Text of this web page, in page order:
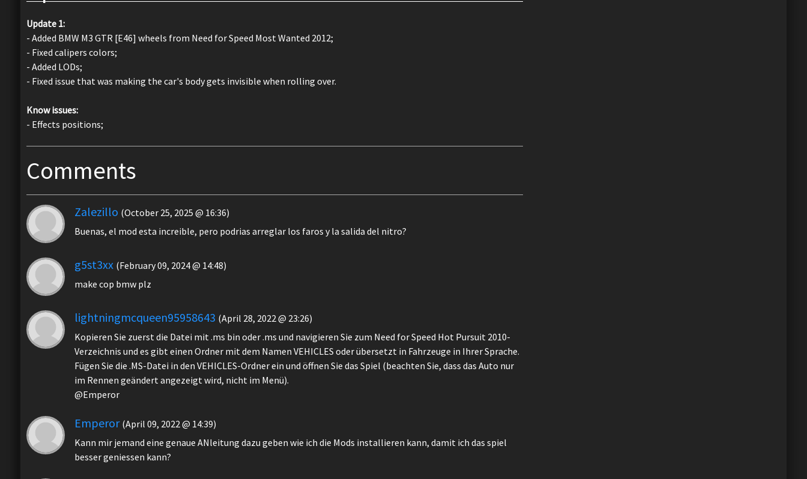
Update 1:
- Added BMW M3 GTR [E46] wheels from Need for Speed Most Wanted 2012;
- Fixed calipers colors;
- Added LODs;
- Fixed issue that was making the car's body gets invisible when rolling over.
Know issues:
- Effects positions;
Comments
Zalezillo (October 25, 2025 @ 16:36)
Buenas, el mod esta increible, pero podrias arreglar los faros y la salida del nitro?
g5st3xx (February 09, 2024 @ 14:48)
make cop bmw plz
lightningmcqueen95958643 (April 28, 2022 @ 23:26)
Kopieren Sie zuerst die Datei mit .ms bin oder .ms und navigieren Sie zum Need for Speed ​​Hot Pursuit 2010-
Verzeichnis und es gibt einen Ordner mit dem Namen VEHICLES oder übersetzt in Fahrzeuge in Ihrer Sprache.
Fügen Sie die .MS-Datei in den VEHICLES-Ordner ein und öffnen Sie das Spiel (beachten Sie, dass das Auto nur
im Rennen geändert angezeigt wird, nicht im Menü).
@Emperor
Emperor (April 09, 2022 @ 14:39)
Kann mir jemand eine genaue ANleitung dazu geben wie ich die Mods installieren kann, damit ich das spiel
besser geniessen kann?